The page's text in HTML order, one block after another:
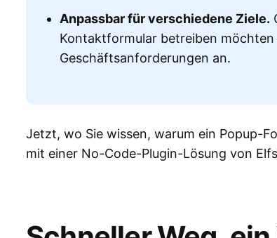
Anpassbar für verschiedene Ziele.
Kontaktformular betreiben möchten
Geschäftsanforderungen an.
Jetzt, wo Sie wissen, warum ein Popup-
mit einer No-Code-Plugin-Lösung von